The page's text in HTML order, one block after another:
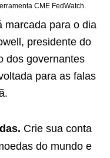
CME FedWatch.
marcada para o dia
presidente do
dos governantes
para as falas
Crie sua conta
do mundo e